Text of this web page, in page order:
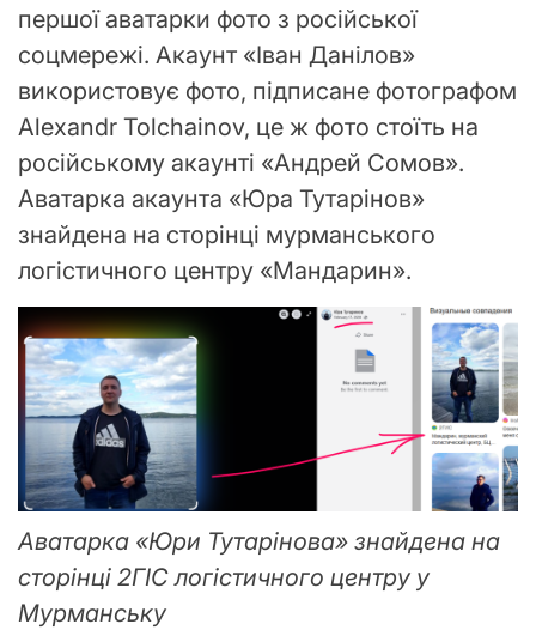
першої аватарки фото з російської
соцмережі. Акаунт «Іван Данілов»
використовує фото, підписане фотографом
Alexandr Tolchainov, це ж фото стоїть на
російському акаунті «Андрей Сомов».
Аватарка акаунта «Юра Тутарінов»
знайдена на сторінці мурманського
логістичного центру «Мандарин».
Аватарка «Юри Тутарінова» знайдена на
сторінці 2ГІС логістичного центру у
Мурманську